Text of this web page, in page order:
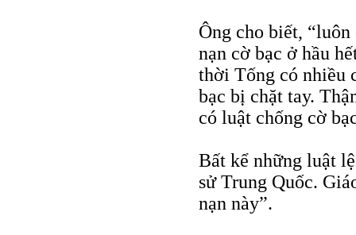
Ông cho biết,
nạn cờ bạc ở hầu
thời Tống có nhiều
bạc bị chặt tay.
có luật chống cờ
Bất kể những luật
sử Trung Quốc.
nạn này”.